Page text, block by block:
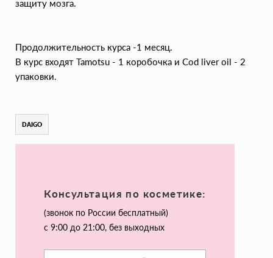
защиту мозга.
Продолжительность курса -1 месяц.
В курс входят Таmotsu - 1 коробочка и Соd liver oil - 2
упаковки.
DAIGO
Консультация по косметике:
(звонок по России бесплатный)
с 9:00 до 21:00, без выходных